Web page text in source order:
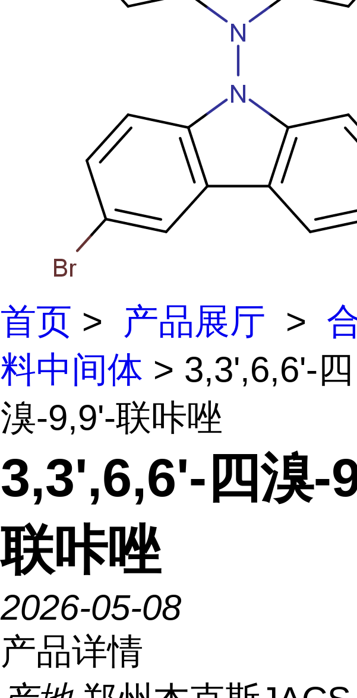
首页 > 产品展厅 >
料中间体 > 3,3',6,6'-四
溴-9,9'-联咔唑
3,3',6,6'-四溴-
联咔唑
2026-05-08
产品详情